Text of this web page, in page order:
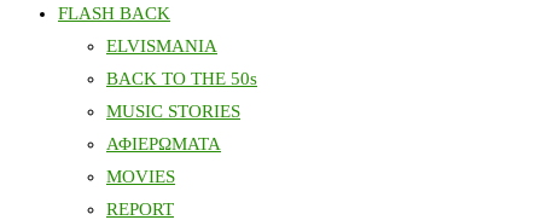
FLASH BACK
ELVISMANIA
BACK TO THE 50s
MUSIC STORIES
ΑΦΙΕΡΩΜΑΤΑ
MOVIES
REPORT